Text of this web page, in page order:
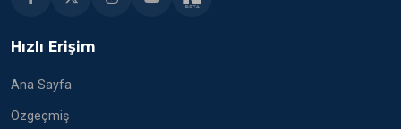
Hızlı Erişim
Ana Sayfa
Özgeçmiş